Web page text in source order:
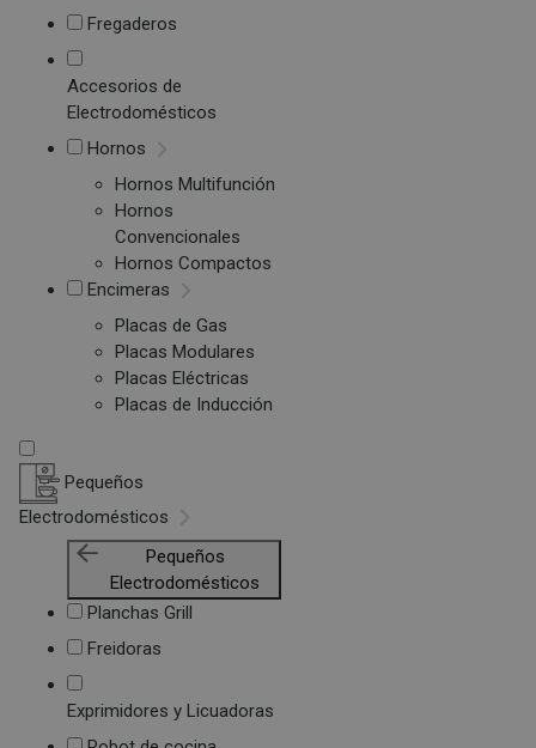
Fregaderos
Accesorios de
Electrodomésticos
Hornos
Hornos Multifunción
Hornos
Convencionales
Hornos Compactos
Encimeras
Placas de Gas
Placas Modulares
Placas Eléctricas
Placas de Inducción
Pequeños
Electrodomésticos
Pequeños
Electrodomésticos
Planchas Grill
Freidoras
Exprimidores y Licuadoras